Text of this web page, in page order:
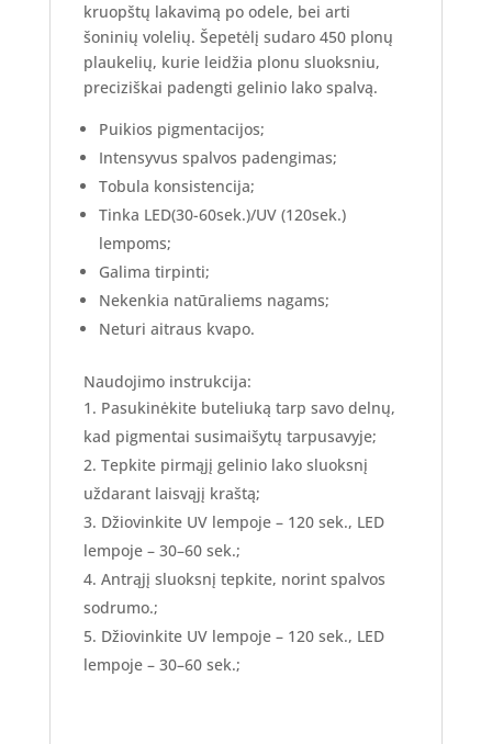
kruopštų lakavimą po odele, bei arti
šoninių volelių. Šepetėlį sudaro 450 plonų
plaukelių, kurie leidžia plonu sluoksniu,
preciziškai padengti gelinio lako spalvą.
Puikios pigmentacijos;
Intensyvus spalvos padengimas;
Tobula konsistencija;
Tinka LED(30-60sek.)/UV (120sek.)
lempoms;
Galima tirpinti;
Nekenkia natūraliems nagams;
Neturi aitraus kvapo.
Naudojimo instrukcija:
Pasukinėkite buteliuką tarp savo delnų,
kad pigmentai susimaišytų tarpusavyje;
Tepkite pirmąjį gelinio lako sluoksnį
uždarant laisvąjį kraštą;
Džiovinkite UV lempoje – 120 sek., LED
lempoje – 30–60 sek.;
Antrąjį sluoksnį tepkite, norint spalvos
sodrumo.;
Džiovinkite UV lempoje – 120 sek., LED
lempoje – 30–60 sek.;